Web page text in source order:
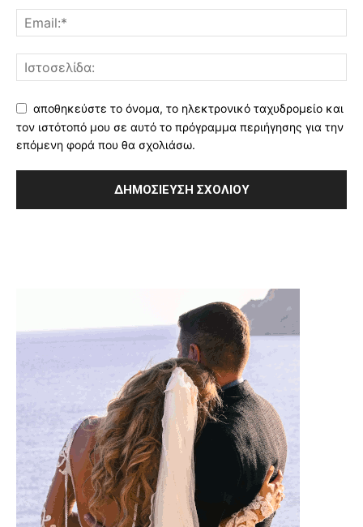
αποθηκεύστε το όνομα, το ηλεκτρονικό ταχυδρομείο και
τον ιστότοπό μου σε αυτό το πρόγραμμα περιήγησης για την
επόμενη φορά που θα σχολιάσω.